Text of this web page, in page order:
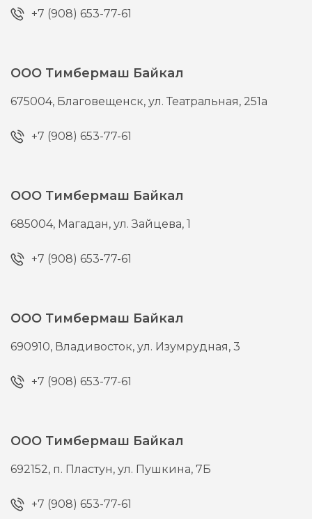
+7 (908) 653-77-61
ООО Тимбермаш Байкал
675004, Благовещенск,ул. Театральная, 251а
+7 (908) 653-77-61
ООО Тимбермаш Байкал
685004, Магадан,ул. Зайцева, 1
+7 (908) 653-77-61
ООО Тимбермаш Байкал
690910, Владивосток,ул. Изумрудная, 3
+7 (908) 653-77-61
ООО Тимбермаш Байкал
692152, п. Пластун,ул. Пушкина, 7Б
+7 (908) 653-77-61